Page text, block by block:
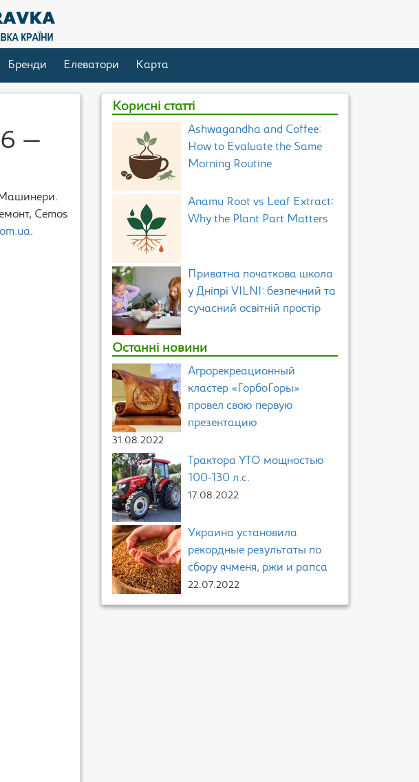
Бренди Елеватори Карта
—
Машинери.
Cemos
.
Корисні статті
Ashwagandha and Coffee:
How to Evaluate the Same
Morning Routine
Anamu Root vs Leaf Extract:
Why the Plant Part Matters
Приватна початкова школа
у Дніпрі VILNI: безпечний та
сучасний освітній простір
Останні новини
Агрорекреационный
кластер «ГорбоГоры»
провел свою первую
презентацию
31.08.2022
Трактора YTO мощностью
100-130 л.с.
17.08.2022
Украина установила
рекордные результаты по
сбору ячменя, ржи и рапса
22.07.2022